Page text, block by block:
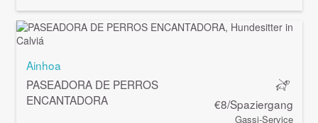
Ainhoa
PASEADORA DE PERROS
ENCANTADORA
€8/Spaziergang
Gassi-Service